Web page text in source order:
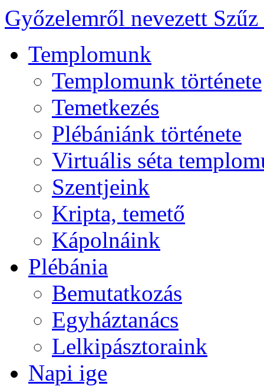
Győzelemről nevezett
Templomunk
Templomunk története
Temetkezés
Plébániánk története
Virtuális séta
Szentjeink
Kripta, temető
Kápolnáink
Plébánia
Bemutatkozás
Egyháztanács
Lelkipásztoraink
Napi ige